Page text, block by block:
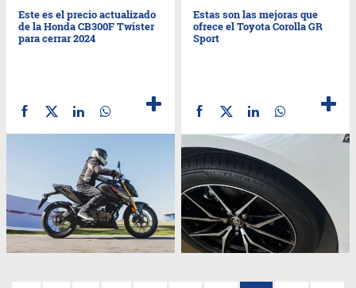
Este es el precio actualizado
de la Honda CB300F Twister
para cerrar 2024
Estas son las mejoras que
ofrece el Toyota Corolla GR
Sport